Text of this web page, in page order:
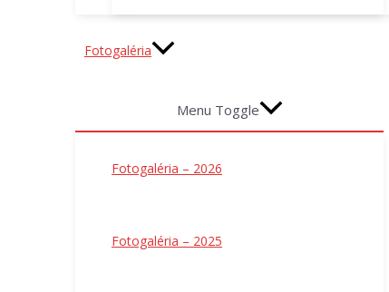
Fotogaléria
Menu Toggle
Fotogaléria – 2026
Fotogaléria – 2025